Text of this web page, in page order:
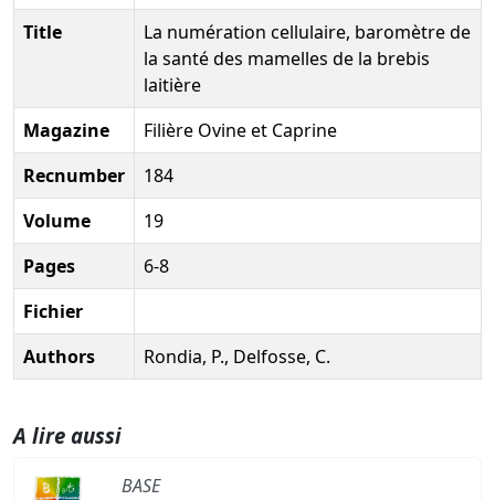
Title
La numération cellulaire, baromètre de
la santé des mamelles de la brebis
laitière
Magazine
Filière Ovine et Caprine
Recnumber
184
Volume
19
Pages
6-8
Fichier
Authors
Rondia, P., Delfosse, C.
A lire aussi
BASE